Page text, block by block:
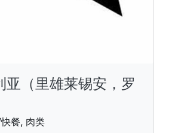
亚（里雄莱锡安，罗
餐, 肉类